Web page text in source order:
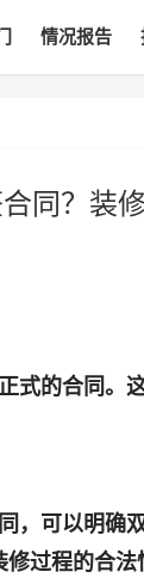
情况报告
同？装
式的合同。
，可以明确
过程的合